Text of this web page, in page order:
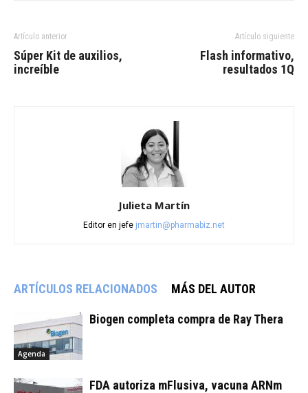
Artículo anterior
Súper Kit de auxilios,
increíble
Artículo siguiente
Flash informativo,
resultados 1Q
Julieta Martín
Editor en jefe jmartin@pharmabiz.net
ARTÍCULOS RELACIONADOS MÁS DEL AUTOR
Agenda
Biogen completa compra de Ray Thera
FDA autoriza mFlusiva, vacuna ARNm